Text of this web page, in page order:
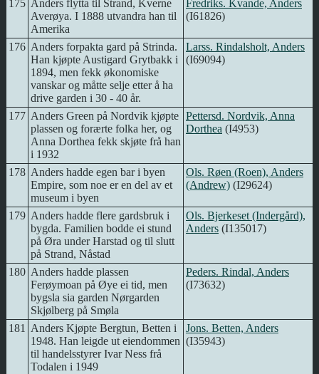
175 Anders flytta til Strand, Kverne
Averøya. I 1888 utvandra han til
Amerika
Fredriks. Kvande, Anders
(I61826)
176 Anders forpakta gard på Strinda.
Han kjøpte Austigard Grytbakk i
1894, men fekk økonomiske
vanskar og måtte selje etter å ha
drive garden i 30 - 40 år.
Larss. Rindalsholt, Anders
(I69094)
177 Anders Green på Nordvik kjøpte
plassen og forærte folka her, og
Anna Dorthea fekk skjøte frå han
i 1932
Pettersd. Nordvik, Anna
Dorthea (I4953)
178 Anders hadde egen bar i byen
Empire, som noe er en del av et
museum i byen
Ols. Røen (Roen), Anders
(Andrew) (I29624)
179 Anders hadde flere gardsbruk i
bygda. Familien bodde ei stund
på Øra under Harstad og til slutt
på Strand, Nåstad
Ols. Bjerkeset (Indergård),
Anders (I135017)
180 Anders hadde plassen
Ferøymoan på Øye ei tid, men
bygsla sia garden Nørgarden
Skjølberg på Smøla
Peders. Rindal, Anders
(I73632)
181
Anders Kjøpte Bergtun, Betten i
1948. Han leigde ut eiendommen
til handelsstyrer Ivar Ness frå
Todalen i 1949
Jons. Betten, Anders
(I35943)